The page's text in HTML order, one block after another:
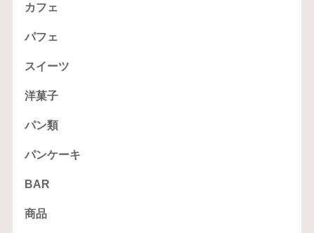
カフェ
パフェ
スイーツ
洋菓子
パン類
パンケーキ
BAR
商品